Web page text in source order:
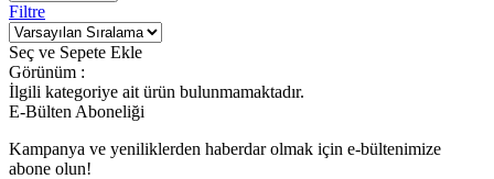
Filtre
Seç ve Sepete Ekle
Görünüm :
İlgili kategoriye ait ürün bulunmamaktadır.
E-Bülten Aboneliği
Kampanya ve yeniliklerden haberdar olmak için e-bültenimize
abone olun!